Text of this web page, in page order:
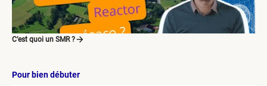
C’est quoi un SMR ?
Pour bien débuter